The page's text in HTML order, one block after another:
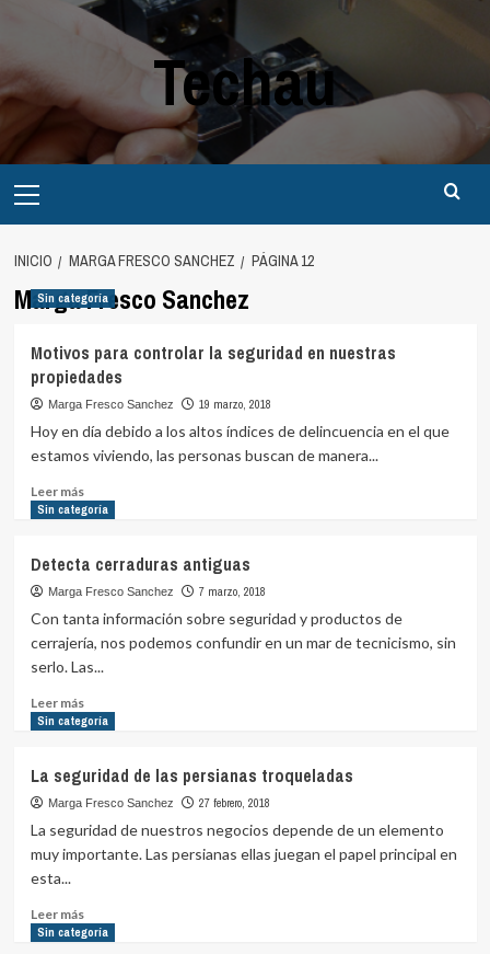
contenido
Techau
principal
INICIO MARGA FRESCO SANCHEZ PÁGINA 12
Marga Fresco Sanchez
Sin categoría
Motivos para controlar la seguridad en nuestras
propiedades
Marga Fresco Sanchez 19 marzo, 2018
Hoy en día debido a los altos índices de delincuencia en el que
estamos viviendo, las personas buscan de manera...
Leer másLeer
más
para
controlar
la
seguridad
en
nuestras
Sin categoría
Detecta cerraduras antiguas
Marga Fresco Sanchez 7 marzo, 2018
Con tanta información sobre seguridad y productos de
cerrajería, nos podemos confundir en un mar de tecnicismo, sin
serlo. Las...
Leer másLeer
más
cerraduras
antiguas
Sin categoría
La seguridad de las persianas troqueladas
Marga Fresco Sanchez 27 febrero, 2018
La seguridad de nuestros negocios depende de un elemento
muy importante. Las persianas ellas juegan el papel principal en
esta...
Leer másLeer
más
Sin categoría